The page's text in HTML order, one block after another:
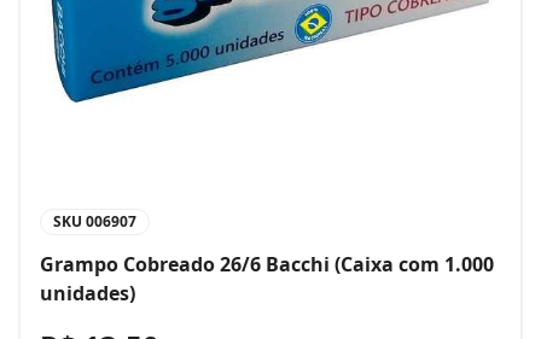
SKU 006907
Grampo Cobreado 26/6 Bacchi (Caixa com 1.000
unidades)